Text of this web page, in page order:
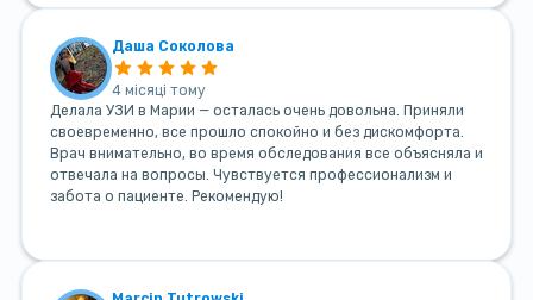
Даша Соколова
4 місяці тому
Делала УЗИ в Марии — осталась очень довольна. Приняли
своевременно, все прошло спокойно и без дискомфорта.
Врач внимательно, во время обследования все объясняла и
отвечала на вопросы. Чувствуется профессионализм и
забота о пациенте. Рекомендую!